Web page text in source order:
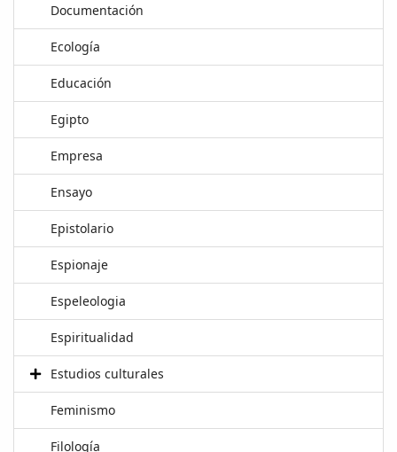
Documentación
Ecología
Educación
Egipto
Empresa
Ensayo
Epistolario
Espionaje
Espeleologia
Espiritualidad
Estudios culturales
Feminismo
Filología